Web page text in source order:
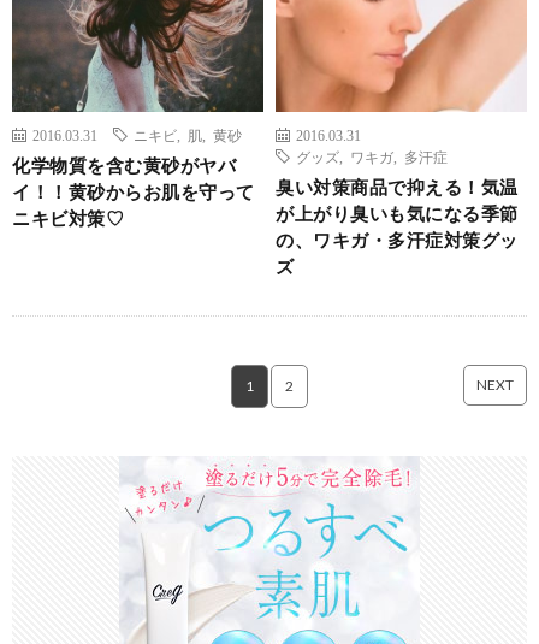
2016.03.31 ニキビ 肌 黄砂
化学物質を含む黄砂がヤバ
イ！！黄砂からお肌を守って
ニキビ対策♡
2016.03.31
グッズ
ワキガ 多汗症
臭い対策商品で抑える！気温
が上がり臭いも気になる季節
の、ワキガ・多汗症対策グッ
ズ
1 2 NEXT